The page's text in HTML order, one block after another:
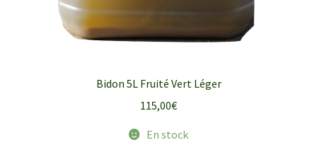
Bidon 5L Fruité Vert Léger
115,00€
En stock